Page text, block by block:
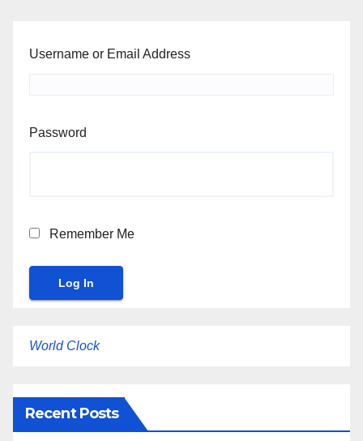
Username or Email Address
Password
Remember Me
World Clock
Recent Posts